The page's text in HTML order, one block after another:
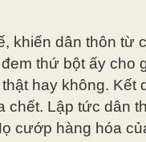
khiến dân thôn từ
thứ bột ấy cho
hay không. Kết
chết. Lập tức dân
cướp hàng hóa